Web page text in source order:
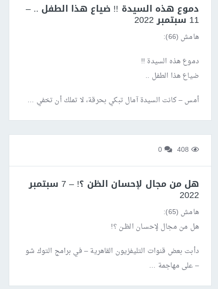
دموع هذه السيدة !! ضياع هذا الطفل .. –
11 سبتمبر 2022
هامش (66):
دموع هذه السيدة !!
ضياع هذا الطفل ..
أمس – كانت السيدة آمال تبكي بحرقة، لا تملك أن تخفي …
هل من مجال لإحسان الظن ؟! – 7 سبتمبر
2022
هامش (65):
هل من مجال لإحسـان الظـن ؟!
دأبت بعض قنوات التليفزيون القاهرية – في برامج التوك شو
– على مهاجمة …